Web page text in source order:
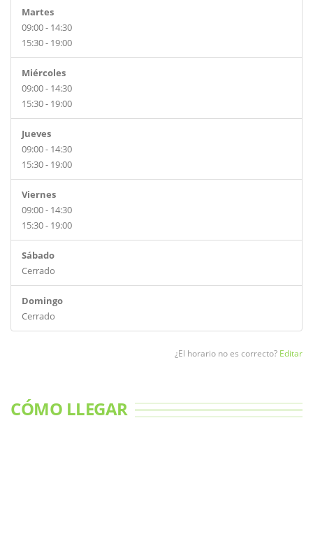
Martes
09:00 - 14:30
15:30 - 19:00
Miércoles
09:00 - 14:30
15:30 - 19:00
Jueves
09:00 - 14:30
15:30 - 19:00
Viernes
09:00 - 14:30
15:30 - 19:00
Sábado
Cerrado
Domingo
Cerrado
¿El horario no es correcto? Editar
CÓMO LLEGAR